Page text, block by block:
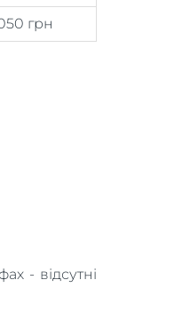
грн
- відсутні